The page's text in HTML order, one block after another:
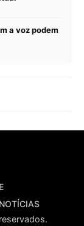
a voz podem